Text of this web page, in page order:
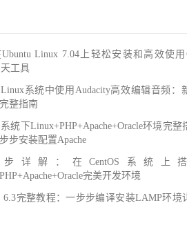
Linux 7.04上轻松安装和高效使用
工具
系统中使用Audacity高效编辑音频：
整指南
系统下Linux+PHP+Apache+Oracle环境完整
步安装配置Apache
详解：在CentOS系统上
完美开发环境
6.3完整教程：一步步编译安装LAMP环境